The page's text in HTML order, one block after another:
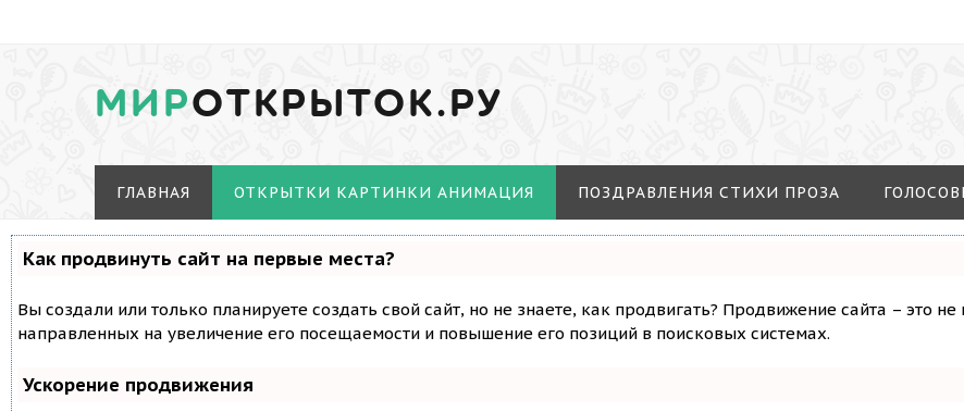
МИРОТКРЫТОК.РУ
ГЛАВНАЯ ОТКРЫТКИ КАРТИНКИ АНИМАЦИЯ ПОЗДРАВЛЕНИЯ СТИХИ ПРОЗА
Как продвинуть сайт на первые места?
Вы создали или только планируете создать свой сайт, но не знаете, как продвигать? Продвижение сайта – это
направленных на увеличение его посещаемости и повышение его позиций в поисковых системах.
Ускорение продвижения